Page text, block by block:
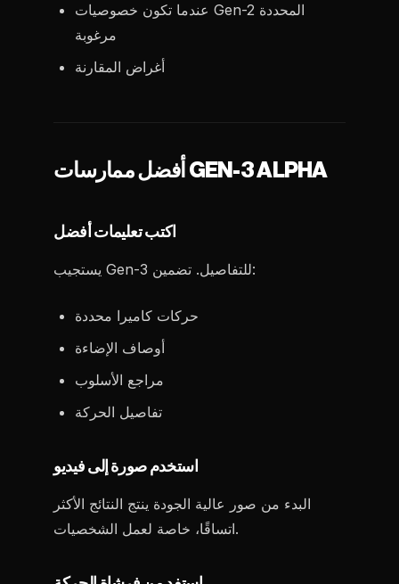
عندما تكون خصوصيات Gen-2 المحددة
مرغوبة
أغراض المقارنة
أفضل ممارسات GEN-3 ALPHA
اكتب تعليمات أفضل
يستجيب Gen-3 للتفاصيل. تضمين:
حركات كاميرا محددة
أوصاف الإضاءة
مراجع الأسلوب
تفاصيل الحركة
استخدم صورة إلى فيديو
البدء من صور عالية الجودة ينتج النتائج الأكثر
اتساقًا، خاصة لعمل الشخصيات.